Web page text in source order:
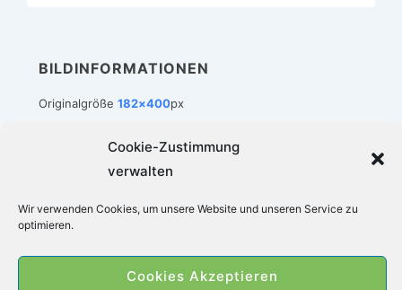
Cookie-Zustimmung
verwalten
Wir verwenden Cookies, um unsere Website und unseren Service zu
optimieren.
Cookies Akzeptieren
BILDINFORMATIONEN
Originalgröße 182×400px
Menü
Datenschutz
Copyright © 2026Zimmerbrunnen-Welt|
Präsentiert vonResponsive-Theme